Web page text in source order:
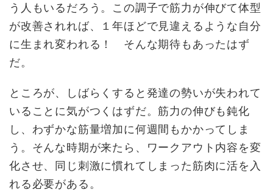
う人もいるだろう。この調子で筋力が伸びて体型
が改善されれば、１年ほどで見違えるような自分
に生まれ変われる！ そんな期待もあったはず
だ。
ところが、しばらくすると発達の勢いが失われて
いることに気がつくはずだ。筋力の伸びも鈍化
し、わずかな筋量増加に何週間もかかってしま
う。そんな時期が来たら、ワークアウト内容を変
化させ、同じ刺激に慣れてしまった筋肉に活を入
れる必要がある。